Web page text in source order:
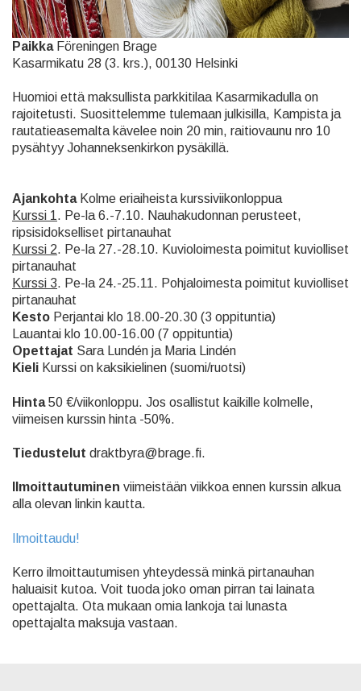
PaikkaFöreningen Brage
Kasarmikatu 28 (3. krs.), 00130 Helsinki
Huomioi että maksullista parkkitilaa Kasarmikadulla on
rajoitetusti. Suosittelemme tulemaan julkisilla, Kampista ja
rautatieasemalta kävelee noin 20 min, raitiovaunu nro 10
pysähtyy Johanneksenkirkon pysäkillä.
AjankohtaKolme eriaiheista kurssiviikonloppua
Kurssi 1 . Pe-la 6.-7.10. Nauhakudonnan perusteet,
ripsisidokselliset pirtanauhat
Kurssi 2. Pe-la 27.-28.10. Kuvioloimesta poimitut kuviolliset
pirtanauhat
Kurssi 3. Pe-la 24.-25.11. Pohjaloimesta poimitut kuviolliset
pirtanauhat
Kesto Perjantai klo 18.00-20.30 (3 oppituntia)
Lauantai klo 10.00-16.00 (7 oppituntia)
Opettajat Sara Lundén ja Maria Lindén
Kieli Kurssi on kaksikielinen (suomi/ruotsi)
Hinta50 €/viikonloppu. Jos osallistut kaikille kolmelle,
viimeisen kurssin hinta -50%.
Tiedustelut draktbyra@brage.fi.
Ilmoittautuminen viimeistään viikkoa ennen kurssin alkua
alla olevan linkin kautta.
Ilmoittaudu!
Kerro ilmoittautumisen yhteydessä minkä pirtanauhan
haluaisit kutoa. Voit tuoda joko oman pirran tai lainata
opettajalta. Ota mukaan omia lankoja tai lunasta
opettajalta maksuja vastaan.